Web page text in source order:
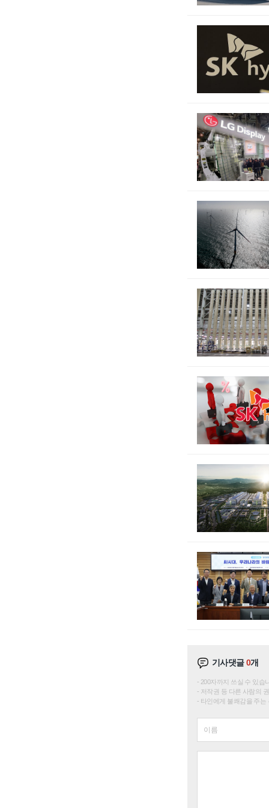
기사댓글0개
200자까지 쓰실 수 있습
저작권 등 다른 사람의
타인에게 불쾌감을 주는